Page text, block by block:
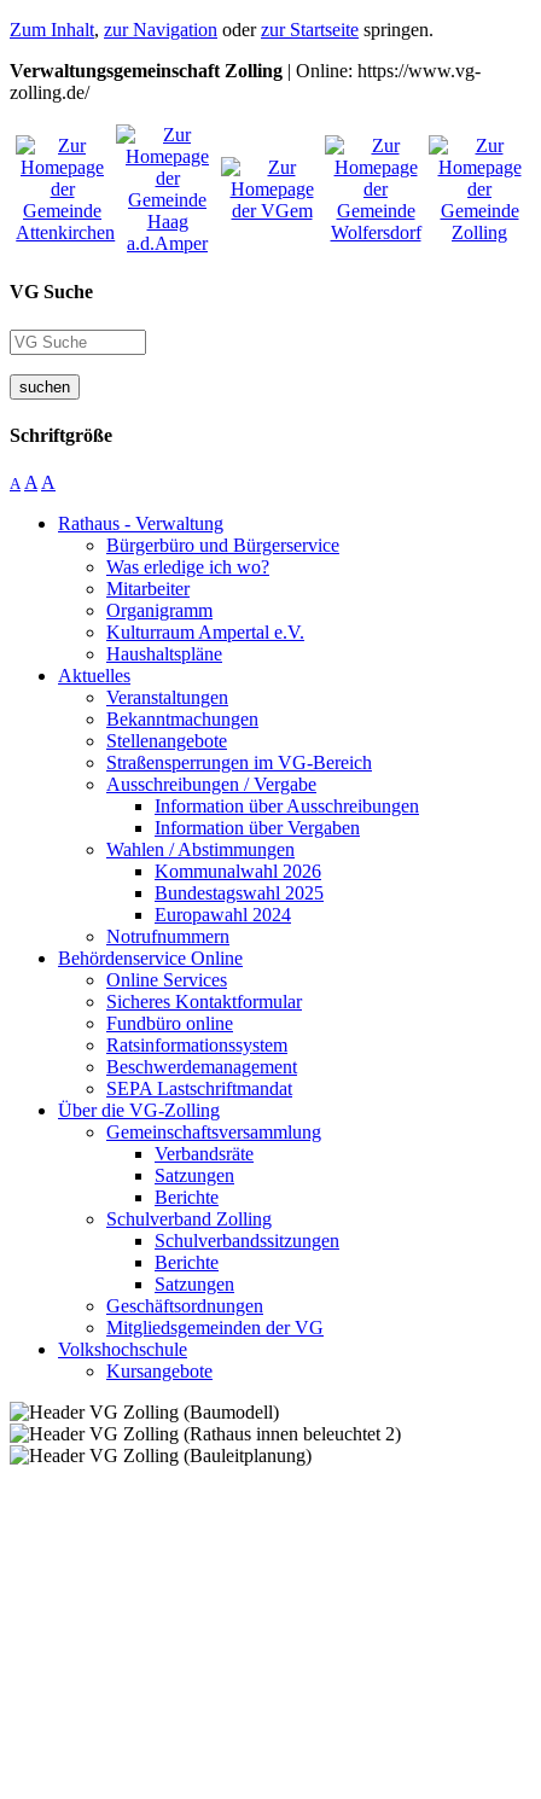
Zum Inhalt, zur Navigation oderzur Startseite springen.
Verwaltungsgemeinschaft Zolling | Online: https://www.vg-
zolling.de/
VG Suche
suchen
Schriftgröße
A A A
Rathaus - Verwaltung
Bürgerbüro und Bürgerservice
Was erledige ich wo?
Mitarbeiter
Organigramm
Kulturraum Ampertal e.V.
Haushaltspläne
Aktuelles
Veranstaltungen
Bekanntmachungen
Stellenangebote
Straßensperrungen im VG-Bereich
Ausschreibungen / Vergabe
Information über Ausschreibungen
Information über Vergaben
Wahlen / Abstimmungen
Kommunalwahl 2026
Bundestagswahl 2025
Europawahl 2024
Notrufnummern
Behördenservice Online
Online Services
Sicheres Kontaktformular
Fundbüro online
Ratsinformationssystem
Beschwerdemanagement
SEPA Lastschriftmandat
Über die VG-Zolling
Gemeinschaftsversammlung
Verbandsräte
Satzungen
Berichte
Schulverband Zolling
Schulverbandssitzungen
Berichte
Satzungen
Geschäftsordnungen
Mitgliedsgemeinden der VG
Volkshochschule
Kursangebote